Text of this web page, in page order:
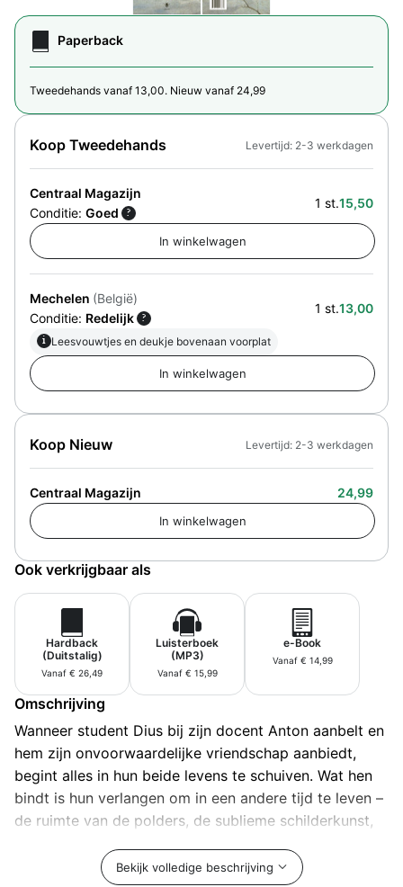
Paperback
Tweedehands vanaf 13,00. Nieuw vanaf 24,99
Koop Tweedehands
Centraal Magazijn
Conditie: Goed ?
1 st.15,50
Mechelen (België)
Conditie: Redelijk ?
1 st.13,00
i Leesvouwtjes en deukje bovenaan voorplat
Levertijd: 2-3 werkdagen
Koop Nieuw
Centraal Magazijn 24,99
Levertijd: 2-3 werkdagen
Ook verkrijgbaar als
Hardback
(Duitstalig)
Vanaf € 26,49
Luisterboek
(MP3)
Vanaf € 15,99
e-Book
Vanaf € 14,99
Omschrijving
Wanneer student Dius bij zijn docent Anton aanbelt en
hem zijn onvoorwaardelijke vriendschap aanbiedt,
begint alles in hun beide levens te schuiven. Wat hen
bindt is hun verlangen om in een andere tijd te leven –
de ruimte van de polders, de sublieme schilderkunst,
weliswaar te laat, een van hen wereldberoemd zal
Bekijk volledige beschrijving